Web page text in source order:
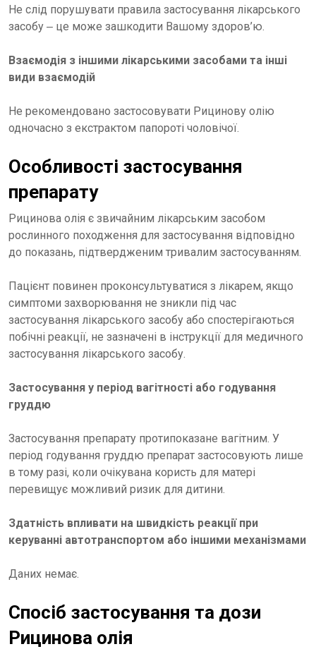
Не слід порушувати правила застосування лікарського
засобу ‒ це може зашкодити Вашому здоров’ю.
Взаємодія з іншими лікарськими засобами та інші
види взаємодій
Не рекомендовано застосовувати Рицинову олію
одночасно з екстрактом папороті чоловічої.
Особливості застосування
препарату
Рицинова олія є звичайним лікарським засобом
рослинного походження для застосування відповідно
до показань, підтвердженим тривалим застосуванням.
Пацієнт повинен проконсультуватися з лікарем, якщо
симптоми захворювання не зникли під час
застосування лікарського засобу або спостерігаються
побічні реакції, не зазначені в інструкції для медичного
застосування лікарського засобу.
Застосування у період вагітності або годування
груддю
Застосування препарату протипоказане вагітним. У
період годування груддю препарат застосовують лише
в тому разі, коли очікувана користь для матері
перевищує можливий ризик для дитини.
Здатність впливати на швидкість реакції при
керуванні автотранспортом або іншими механізмами
Даних немає.
Спосіб застосування та дози
Рицинова олія